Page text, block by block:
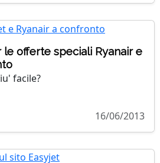
le offerte speciali Ryanair e
facile?
16/06/2013